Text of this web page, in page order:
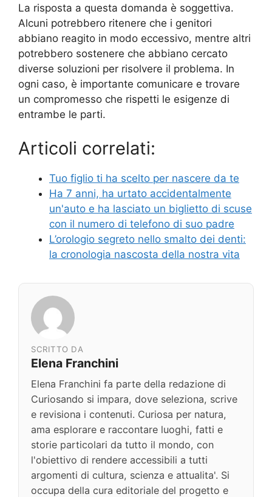
La risposta a questa domanda è soggettiva.
Alcuni potrebbero ritenere che i genitori
abbiano reagito in modo eccessivo, mentre altri
potrebbero sostenere che abbiano cercato
diverse soluzioni per risolvere il problema. In
ogni caso, è importante comunicare e trovare
un compromesso che rispetti le esigenze di
entrambe le parti.
Articoli correlati:
Tuo figlio ti ha scelto per nascere da te
Ha 7 anni, ha urtato accidentalmente
un'auto e ha lasciato un biglietto di scuse
con il numero di telefono di suo padre
L’orologio segreto nello smalto dei denti:
la cronologia nascosta della nostra vita
SCRITTO DA
Elena Franchini
Elena Franchini fa parte della redazione di
Curiosando si impara, dove seleziona, scrive
e revisiona i contenuti. Curiosa per natura,
ama esplorare e raccontare luoghi, fatti e
storie particolari da tutto il mondo, con
l'obiettivo di rendere accessibili a tutti
argomenti di cultura, scienza e attualita'. Si
occupa della cura editoriale del progetto e